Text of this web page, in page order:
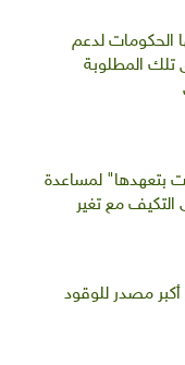
الحكومات لدعم
تلك المطلوبة
بتعهدها" لمساعدة
التكيف مع تغير
مصدر للوقود